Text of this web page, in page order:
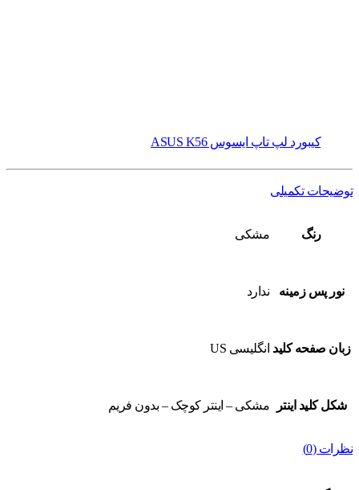
کیبورد لپ تاپ ایسوس ASUS K56
توضیحات تکمیلی
رنگ مشکی
نور پس زمینه ندارد
زبان صفحه کلید انگلیسی US
شکل کلید اینتر مشکی – اینتر کوچک – بدون فریم
نظرات (0)